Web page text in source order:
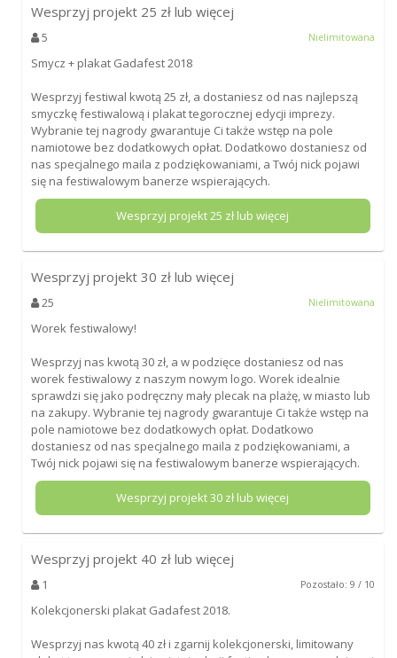
Wesprzyj projekt 25 zł lub więcej
5 Nielimitowana
Smycz + plakat Gadafest 2018
Wesprzyj festiwal kwotą 25 zł, a dostaniesz od nas najlepszą
smyczkę festiwalową i plakat tegorocznej edycji imprezy.
Wybranie tej nagrody gwarantuje Ci także wstęp na pole
namiotowe bez dodatkowych opłat. Dodatkowo dostaniesz od
nas specjalnego maila z podziękowaniami, a Twój nick pojawi
się na festiwalowym banerze wspierających.
Wesprzyj projekt25 zł lub więcej
Wesprzyj projekt 30 zł lub więcej
25 Nielimitowana
Worek festiwalowy!
Wesprzyj nas kwotą 30 zł, a w podzięce dostaniesz od nas
worek festiwalowy z naszym nowym logo. Worek idealnie
sprawdzi się jako podręczny mały plecak na plażę, w miasto lub
na zakupy. Wybranie tej nagrody gwarantuje Ci także wstęp na
pole namiotowe bez dodatkowych opłat. Dodatkowo
dostaniesz od nas specjalnego maila z podziękowaniami, a
Twój nick pojawi się na festiwalowym banerze wspierających.
Wesprzyj projekt30 zł lub więcej
Wesprzyj projekt 40 zł lub więcej
1 Pozostało: 9 / 10
Kolekcjonerski plakat Gadafest 2018.
Wesprzyj nas kwotą 40 zł i zgarnij kolekcjonerski, limitowany